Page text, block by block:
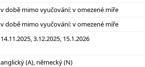
v době mimo vyučování: v omezené míře
v době mimo vyučování: v omezené míře
14.11.2025, 3.12.2025, 15.1.2026
anglický (A), německý (N)